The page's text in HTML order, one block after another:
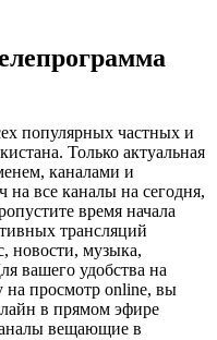
популярных частных и
Только актуальная
каналами и
на все каналы на сегодня,
время начала
трансляций
новости, музыка,
вашего удобства на
на просмотр online, вы
в прямом эфире
вещающие в